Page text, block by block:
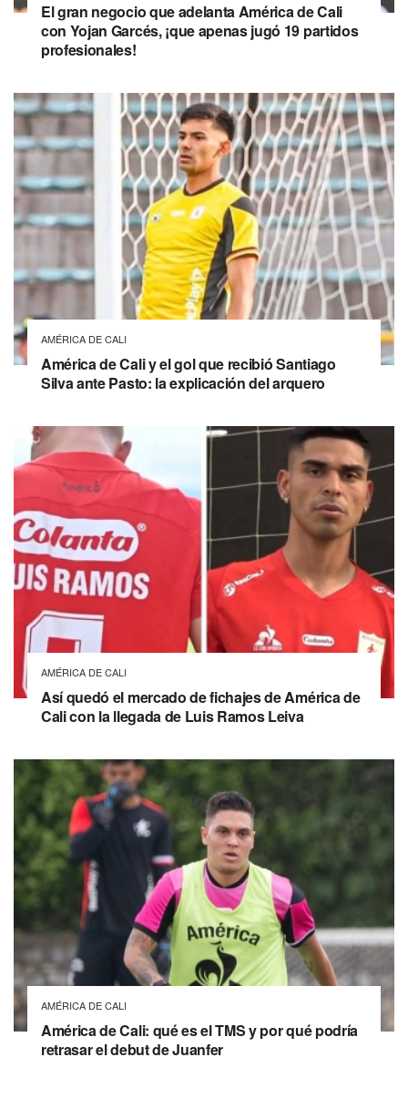
El gran negocio que adelanta América de Cali
con Yojan Garcés, ¡que apenas jugó 19 partidos
profesionales!
AMÉRICA DE CALI
América de Cali y el gol que recibió Santiago
Silva ante Pasto: la explicación del arquero
AMÉRICA DE CALI
Así quedó el mercado de fichajes de América de
Cali con la llegada de Luis Ramos Leiva
AMÉRICA DE CALI
América de Cali: qué es el TMS y por qué podría
retrasar el debut de Juanfer